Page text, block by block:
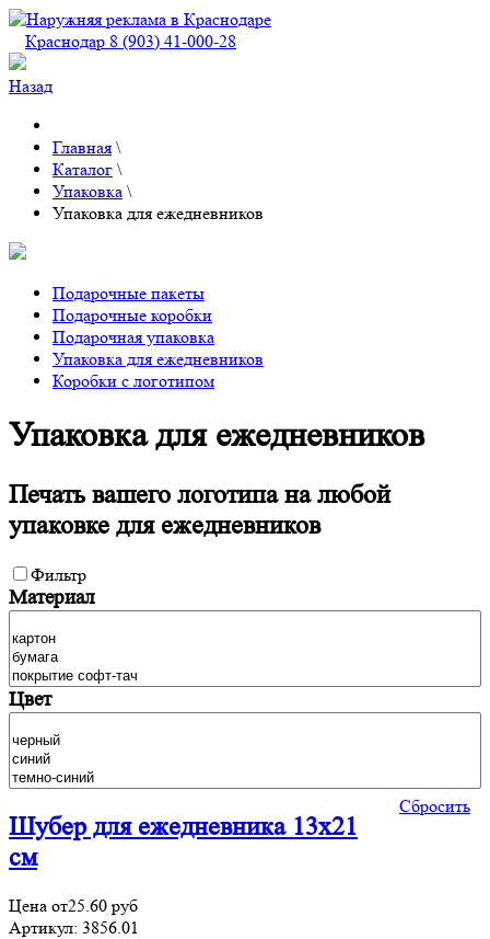
Краснодар 8 (903) 41-000-28
Назад
Главная \
Каталог \
Упаковка \
Упаковка для ежедневников
Подарочные пакеты
Подарочные коробки
Подарочная упаковка
Упаковка для ежедневников
Коробки с логотипом
Упаковка для ежедневников
Печать вашего логотипа на любой
упаковке для ежедневников
Фильтр
Материал
Цвет
Сбросить
Шубер для ежедневника 13х21
см
Цена от25.60 руб
Артикул: 3856.01